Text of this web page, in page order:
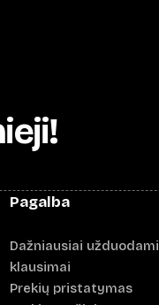
Pagalba
Dažniausiai užduodami
klausimai
Prekių pristatymas